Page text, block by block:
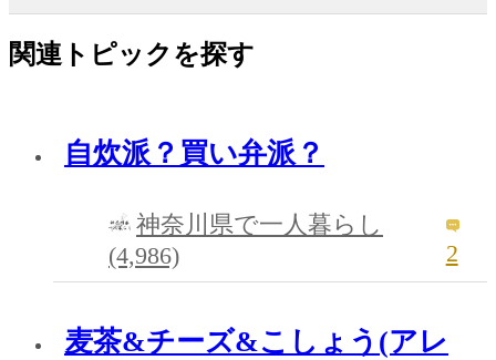
関連トピックを探す
自炊派？買い弁派？
神奈川県で一人暮らし
(4,986)
2
麦茶&チーズ&こしょう(アレ